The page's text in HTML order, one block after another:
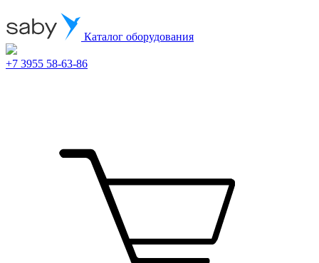
Каталог оборудования
+7 3955 58-63-86